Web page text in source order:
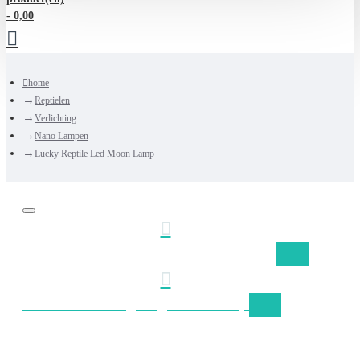
- 0,00
home
Reptielen
Verlichting
Nano Lampen
Lucky Reptile Led Moon Lamp